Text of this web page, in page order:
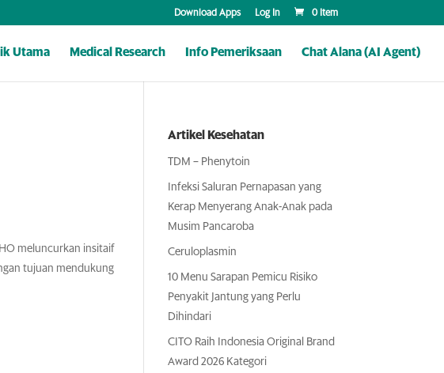
Download Apps Log In 0 Item
Utama Medical Research Info Pemeriksaan Chat Alana (AI Agent)
meluncurkan insitaif
tujuan mendukung
Artikel Kesehatan
TDM – Phenytoin
Infeksi Saluran Pernapasan yang
Kerap Menyerang Anak-Anak pada
Musim Pancaroba
Ceruloplasmin
10 Menu Sarapan Pemicu Risiko
Penyakit Jantung yang Perlu
Dihindari
CITO Raih Indonesia Original Brand
Award 2026 Kategori